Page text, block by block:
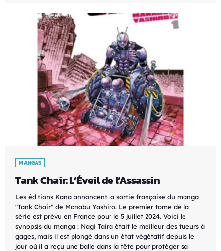
MANGAS
Tank Chair: L’Éveil de l’Assassin
Les éditions Kana annoncent la sortie française du manga
"Tank Chair" de Manabu Yashiro. Le premier tome de la
série est prévu en France pour le 5 juillet 2024. Voici le
synopsis du manga : Nagi Taira était le meilleur des tueurs à
gages, mais il est plongé dans un état végétatif depuis le
jour où il a reçu une balle dans la tête pour protéger sa